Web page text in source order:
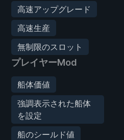
高速アップグレード
高速生産
無制限のスロット
プレイヤーMod
船体価値
強調表示された船体
を設定
船のシールド値